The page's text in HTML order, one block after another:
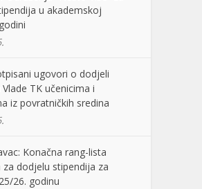
u akademskoj
ugovori o dodjeli
TK učenicima i
iz povratničkih sredina
Konačna rang-lista
za dodjelu stipendija za
26. godinu